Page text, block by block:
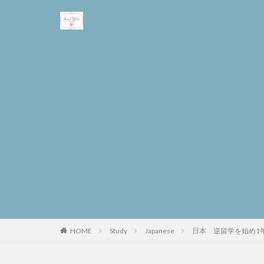
HOME Study Japanese 日本 逆留学を始め1